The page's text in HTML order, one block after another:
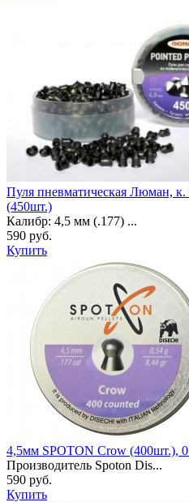
Пуля пневматическая Люман, к.
(450шт.)
Калибр: 4,5 мм (.177) ...
590 руб.
Купить
4,5мм SPOTON Crow (400шт.),
Производитель Spoton Dis...
590 руб.
Купить